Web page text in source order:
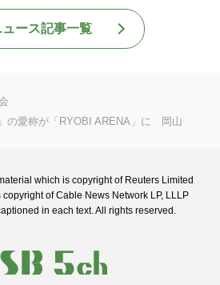
ュース記事一覧
の愛称が「RYOBI ARENA」に 岡山
which is copyright of Reuters Limited
of Cable News Network LP, LLLP
in each text. All rights reserved.